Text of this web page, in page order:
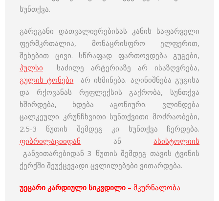
სუნთქვა.
გარეგანი დათვალიერებისას კანის საფარველი
ფერმკრთალია, მონაცრისფრო ელფერით,
შეხებით ცივი. სწრაფად ფართოვდება გუგები,
პულსი საძილე არტერიაზე არ ისაზღვრება,
გულის ტონები არ ისმინება. აღინიშნება გუგისა
და რქოვანას რეფლექსის გაქრობა, სუნთქვა
ხშირდება, ხდება აგონიური. ვლინდება
ცალკეული კრუნჩხვითი სუნთქვითი მოძრაობები,
2.5-3 წუთის შემდეგ კი სუნთქვა ჩერდება.
ფიბრილაციიდან ან ასისტოლიის
განვითარებიდან 3 წუთის შემდეგ თავის ტვინის
ქერქში შეუქცევადი ცვლილებები ვითარდება.
უეცარი კარდიული სიკვდილი – მკურნალობა